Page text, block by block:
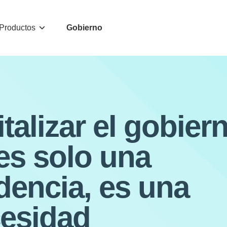
Productos Gobierno
el
solo una
es una